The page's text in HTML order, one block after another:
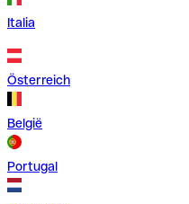
Italia
Österreich
België
Portugal